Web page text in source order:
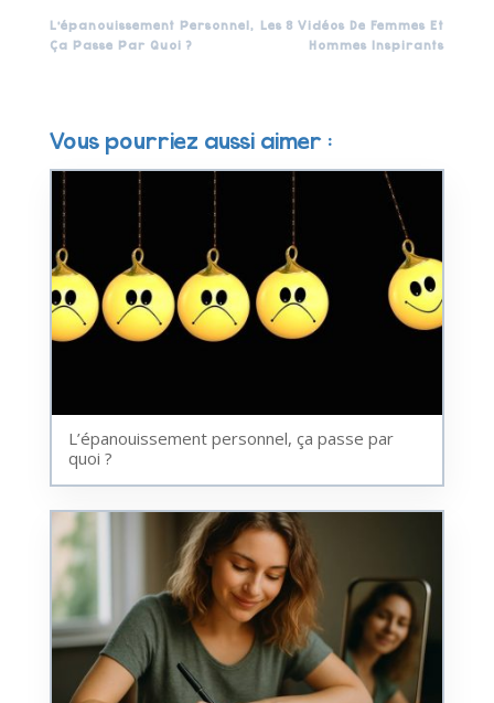
L’épanouissement Personnel,
Ça Passe Par Quoi ?
Les 8 Vidéos De Femmes Et
Hommes Inspirants
Vous pourriez aussi aimer :
L’épanouissement personnel, ça passe par
quoi ?